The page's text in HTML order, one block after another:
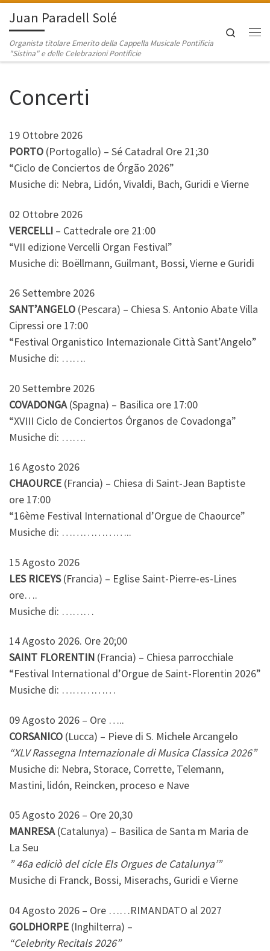
Passa al contenuto
Juan Paradell Solé
Organista titolare Emerito della Cappella Musicale Pontificia
"Sistina" e delle Celebrazioni Pontificie
Search
Concerti
19 Ottobre 2026
PORTO (Portogallo) – Sé Catadral Ore 21;30
“Ciclo de Conciertos de Órgão 2026”
Musiche di: Nebra, Lidón, Vivaldi, Bach, Guridi e Vierne
02 Ottobre 2026
VERCELLI – Cattedrale ore 21:00
“VII edizione Vercelli Organ Festival”
Musiche di: Boëllmann, Guilmant, Bossi, Vierne e Guridi
26 Settembre 2026
SANT’ANGELO (Pescara) – Chiesa S. Antonio Abate Villa
Cipressi ore 17:00
“Festival Organistico Internazionale Città Sant’Angelo”
Musiche di: …….
20 Settembre 2026
COVADONGA(Spagna) – Basilica ore 17:00
“XVIII Ciclo de Conciertos Órganos de Covadonga”
Musiche di: …….
16 Agosto 2026
CHAOURCE (Francia) – Chiesa di Saint-Jean Baptiste
ore 17:00
“16ème Festival International d’Orgue de Chaource”
Musiche di: ………………..
15 Agosto 2026
LES RICEYS(Francia) – Eglise Saint-Pierre-es-Lines
ore….
Musiche di: ………
14 Agosto 2026. Ore 20;00
SAINT FLORENTIN (Francia) – Chiesa parrocchiale
“Festival International d’Orgue de Saint-Florentin 2026”
Musiche di: ……………
09 Agosto 2026 – Ore …..
CORSANICO (Lucca) – Pieve di S. Michele Arcangelo
“XLV Rassegna Internazionale di Musica Classica 2026”
Musiche di: Nebra, Storace, Corrette, Telemann,
Mastini, lidón, Reincken, proceso e Nave
05 Agosto 2026 – Ore 20,30
MANRESA(Catalunya) – Basilica de Santa m Maria de
La Seu
” 46a ediciò del cicle Els Orgues de Catalunya’”
Musiche di Franck, Bossi, Miserachs, Guridi e Vierne
04 Agosto 2026 – Ore ……RIMANDATO al 2027
GOLDHORPE (Inghilterra) –
“Celebrity Recitals 2026”